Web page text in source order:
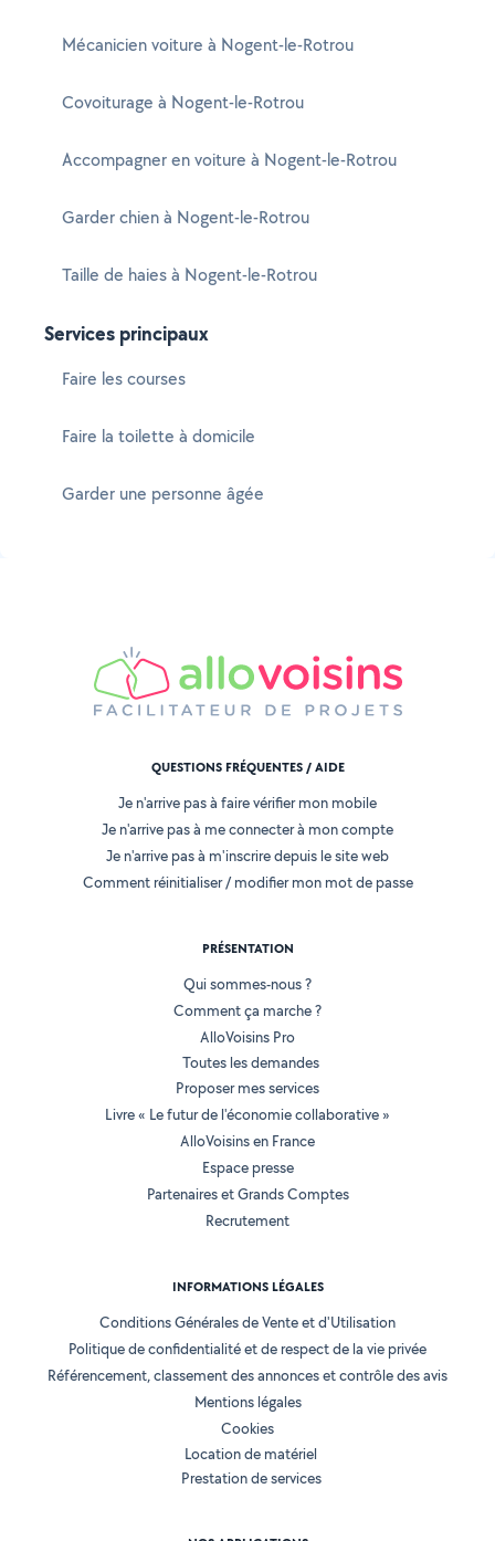
Mécanicien voiture à Nogent-le-Rotrou
Covoiturage à Nogent-le-Rotrou
Accompagner en voiture à Nogent-le-Rotrou
Garder chien à Nogent-le-Rotrou
Taille de haies à Nogent-le-Rotrou
Services principaux
Faire les courses
Faire la toilette à domicile
Garder une personne âgée
QUESTIONS FRÉQUENTES / AIDE
Je n'arrive pas à faire vérifier mon mobile
Je n'arrive pas à me connecter à mon compte
Je n'arrive pas à m'inscrire depuis le site web
Comment réinitialiser / modifier mon mot de passe
PRÉSENTATION
Qui sommes-nous ?
Comment ça marche ?
AlloVoisins Pro
Toutes les demandes
Proposer mes services
Livre « Le futur de l'économie collaborative »
AlloVoisins en France
Espace presse
Partenaires et Grands Comptes
Recrutement
INFORMATIONS LÉGALES
Conditions Générales de Vente et d'Utilisation
Politique de confidentialité et de respect de la vie privée
Référencement, classement des annonces et contrôle des avis
Mentions légales
Cookies
Location de matériel
Prestation de services